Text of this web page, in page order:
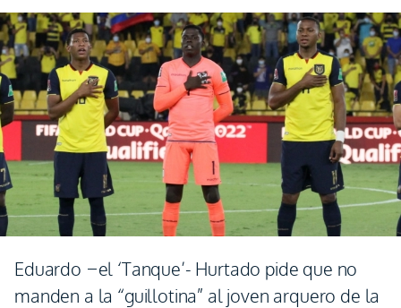
Eduardo –el ‘Tanque’- Hurtado pide que no
manden a la “guillotina” al joven arquero de la